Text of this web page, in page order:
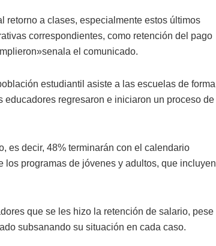
retorno a clases, especialmente estos últimos
correspondientes, como retención del pago
el comunicado.
estudiantil asiste a las escuelas de forma
regresaron e iniciaron un proceso de
es decir, 48% terminarán con el calendario
programas de jóvenes y adultos, que incluyen
que se les hizo la retención de salario, pese
subsanando su situación en cada caso.